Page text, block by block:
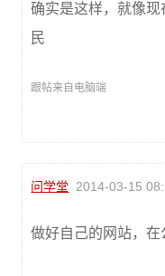
确实是这样，就像
民
跟帖来自电脑端
问学堂 2014-03-15
做好自己的网站，在